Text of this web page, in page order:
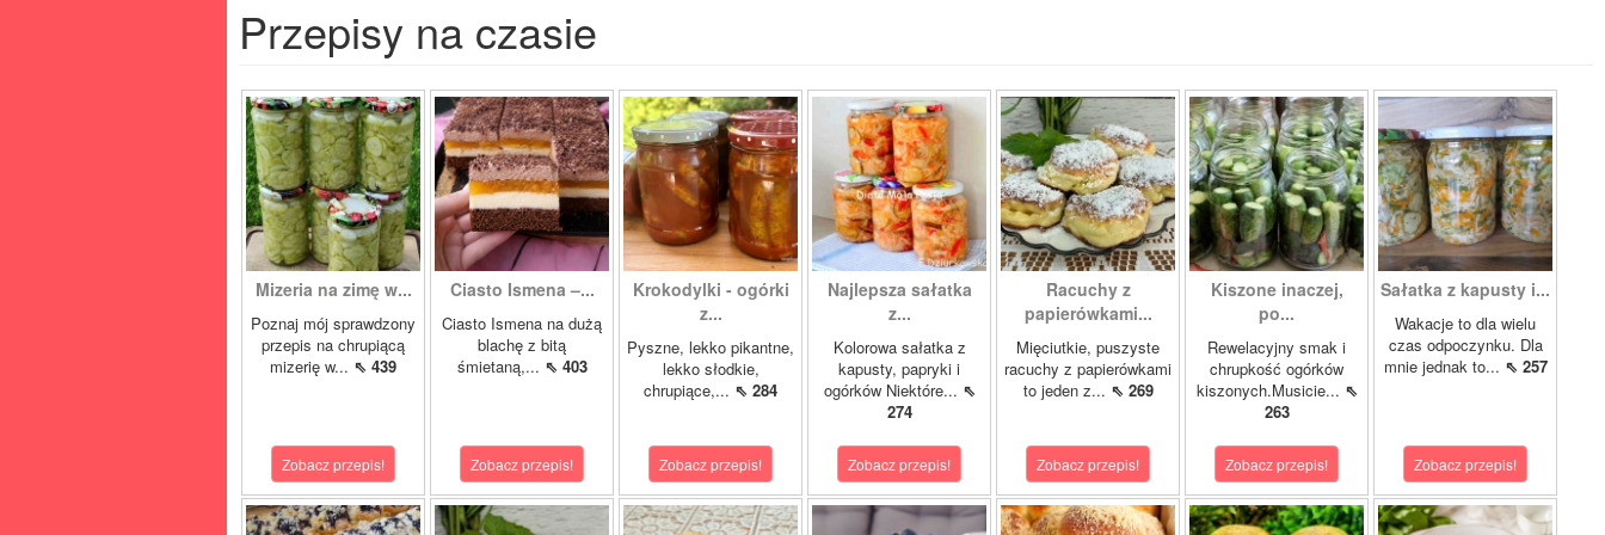
Przepisy na czasie
Mizeria na zimę w...
Poznaj mój sprawdzony
przepis na chrupiącą
mizerię w... ⇖ 439
Zobacz przepis!
Ciasto Ismena –...
Ciasto Ismena na dużą
blachę z bitą
śmietaną,... ⇖ 403
Zobacz przepis!
Krokodylki - ogórki
z...
Pyszne, lekko pikantne,
lekko słodkie,
chrupiące,... ⇖ 284
Zobacz przepis!
Najlepsza sałatka
z...
Kolorowa sałatka z
kapusty, papryki i
ogórków Niektóre... ⇖
274
Zobacz przepis!
Racuchy z
papierówkami...
Mięciutkie, puszyste
racuchy z papierówkami
to jeden z... ⇖ 269
Zobacz przepis!
Kiszone inaczej,
po...
Rewelacyjny smak i
chrupkość ogórków
kiszonych.Musicie... ⇖
263
Zobacz przepis!
Sałatka z kapusty i...
Wakacje to dla wielu
czas odpoczynku. Dla
mnie jednak to... ⇖ 257
Zobacz przepis!